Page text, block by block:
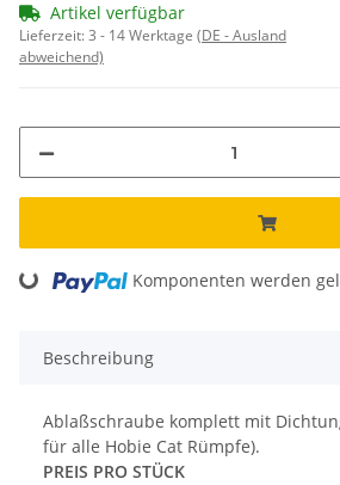
Artikel verfügbar
Lieferzeit:3 - 14 Werktage (DE - Ausland
abweichend)
Loading... Komponenten werden
Beschreibung
Ablaßschraube komplett mit
für alle Hobie Cat Rümpfe).
PREIS PRO STÜCK